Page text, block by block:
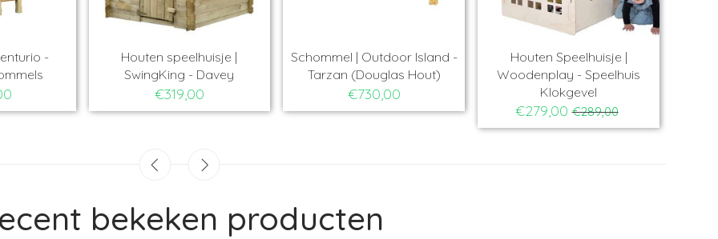
-
Houten speelhuisje |
SwingKing - Davey
€319,00
Schommel | Outdoor Island -
Tarzan (Douglas Hout)
€730,00
Houten Speelhuisje |
Woodenplay - Speelhuis
Klokgevel
€279,00 €289,00
bekeken producten